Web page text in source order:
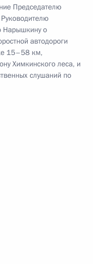
Председателю
Нарышкину о
автодороги
15–58 км,
Химкинского леса, и
слушаний по